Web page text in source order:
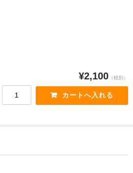
¥2,100 （税別）